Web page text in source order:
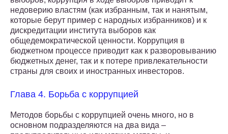
недоверию властям (как избранным, так и нанятым,
которые берут пример с народных избранников) и к
дискредитации института выборов как
общедемократической ценности. Коррупция в
бюджетном процессе приводит как к разворовыванию
бюджетных денег, так и к потере привлекательности
страны для своих и иностранных инвесторов.
Глава 4. Борьба с коррупцией
Методов борьбы с коррупцией очень много, но в
основном подразделяются на два вида –